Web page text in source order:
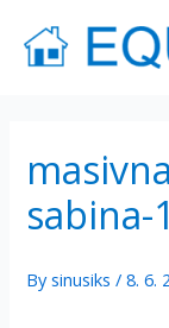
content
sabina-
Bysinusiks/8. 6.